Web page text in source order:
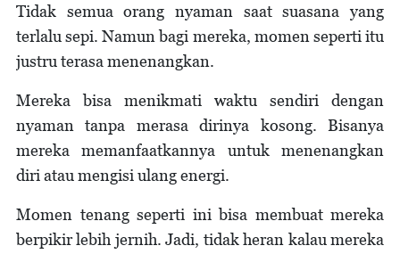
Tidak semua orang nyaman saat suasana yang
terlalu sepi. Namun bagi mereka, momen seperti itu
justru terasa menenangkan.
Mereka bisa menikmati waktu sendiri dengan
nyaman tanpa merasa dirinya kosong. Bisanya
mereka memanfaatkannya untuk menenangkan
diri atau mengisi ulang energi.
Momen tenang seperti ini bisa membuat mereka
berpikir lebih jernih. Jadi, tidak heran kalau mereka